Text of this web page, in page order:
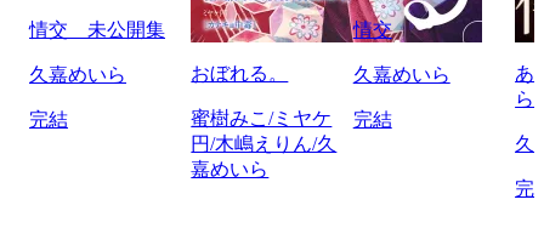
情交 未公開集
久嘉めいら
完結
おぼれる。
蜜樹みこ/ミヤケ
円/木嶋えりん/久
嘉めいら
情交
久嘉めいら
完結
あ
ら
久
完